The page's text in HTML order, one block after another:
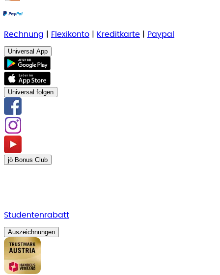
Rechnung Flexikonto Kreditkarte Paypal
Universal App
Universal folgen
jö Bonus Club
Studentenrabatt
Auszeichnungen